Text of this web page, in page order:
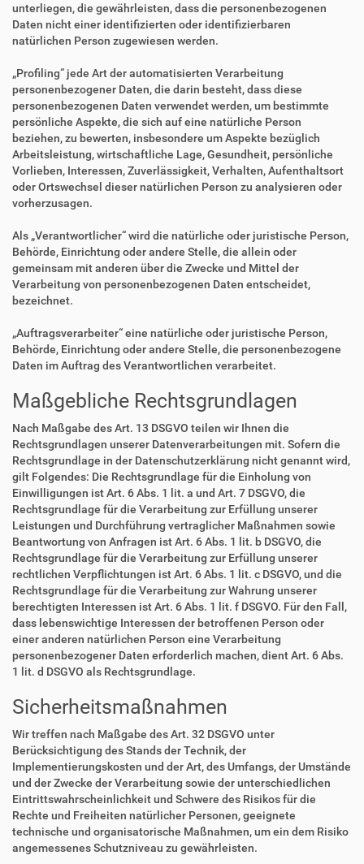
unterliegen, die gewährleisten, dass die personenbezogenen
Daten nicht einer identifizierten oder identifizierbaren
natürlichen Person zugewiesen werden.
„Profiling“ jede Art der automatisierten Verarbeitung
personenbezogener Daten, die darin besteht, dass diese
personenbezogenen Daten verwendet werden, um bestimmte
persönliche Aspekte, die sich auf eine natürliche Person
beziehen, zu bewerten, insbesondere um Aspekte bezüglich
Arbeitsleistung, wirtschaftliche Lage, Gesundheit, persönliche
Vorlieben, Interessen, Zuverlässigkeit, Verhalten, Aufenthaltsort
oder Ortswechsel dieser natürlichen Person zu analysieren oder
vorherzusagen.
Als „Verantwortlicher“ wird die natürliche oder juristische Person,
Behörde, Einrichtung oder andere Stelle, die allein oder
gemeinsam mit anderen über die Zwecke und Mittel der
Verarbeitung von personenbezogenen Daten entscheidet,
bezeichnet.
„Auftragsverarbeiter“ eine natürliche oder juristische Person,
Behörde, Einrichtung oder andere Stelle, die personenbezogene
Daten im Auftrag des Verantwortlichen verarbeitet.
Maßgebliche Rechtsgrundlagen
Nach Maßgabe des Art. 13 DSGVO teilen wir Ihnen die
Rechtsgrundlagen unserer Datenverarbeitungen mit. Sofern die
Rechtsgrundlage in der Datenschutzerklärung nicht genannt wird,
gilt Folgendes: Die Rechtsgrundlage für die Einholung von
Einwilligungen ist Art. 6 Abs. 1 lit. a und Art. 7 DSGVO, die
Rechtsgrundlage für die Verarbeitung zur Erfüllung unserer
Leistungen und Durchführung vertraglicher Maßnahmen sowie
Beantwortung von Anfragen ist Art. 6 Abs. 1 lit. b DSGVO, die
Rechtsgrundlage für die Verarbeitung zur Erfüllung unserer
rechtlichen Verpflichtungen ist Art. 6 Abs. 1 lit. c DSGVO, und die
Rechtsgrundlage für die Verarbeitung zur Wahrung unserer
berechtigten Interessen ist Art. 6 Abs. 1 lit. f DSGVO. Für den Fall,
dass lebenswichtige Interessen der betroffenen Person oder
einer anderen natürlichen Person eine Verarbeitung
personenbezogener Daten erforderlich machen, dient Art. 6 Abs.
1 lit. d DSGVO als Rechtsgrundlage.
Sicherheitsmaßnahmen
Wir treffen nach Maßgabe des Art. 32 DSGVO unter
Berücksichtigung des Stands der Technik, der
Implementierungskosten und der Art, des Umfangs, der Umstände
und der Zwecke der Verarbeitung sowie der unterschiedlichen
Eintrittswahrscheinlichkeit und Schwere des Risikos für die
Rechte und Freiheiten natürlicher Personen, geeignete
technische und organisatorische Maßnahmen, um ein dem Risiko
angemessenes Schutzniveau zu gewährleisten.